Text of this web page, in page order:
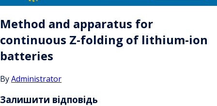
Method and apparatus for
continuous Z-folding of lithium-ion
batteries
ByAdministrator
Залишити відповідь